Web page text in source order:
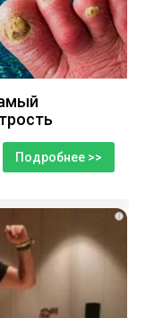
Подробнее >>
i